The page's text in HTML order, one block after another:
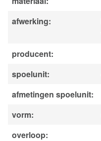
afwerking
producent
spoelunit
afmetingen spoelunit
vorm
overloop